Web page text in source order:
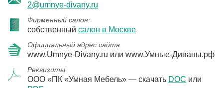
2@umnye-divany.ru
Фирменный салон:
собственный салон в Москве
Официальный адрес сайта
www.Umnye-Divany.ru или www.Умные-Диваны.рф
Реквизиты
ООО «ПК «Умная Мебель» — скачать DOC или